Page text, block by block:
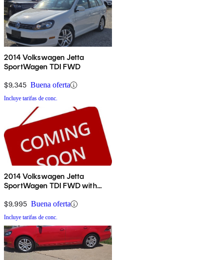
2014 Volkswagen Jetta
SportWagen TDI FWD
$9,345 Buena oferta
Incluye tarifas de conc.
2014 Volkswagen Jetta
SportWagen TDI FWD with
$9,995 Buena oferta
Incluye tarifas de conc.